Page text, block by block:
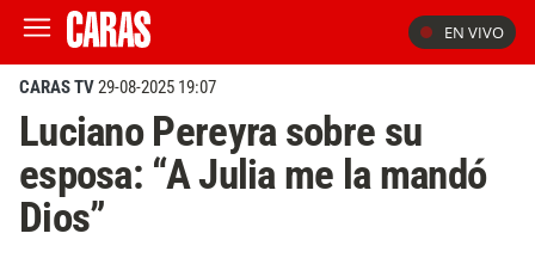
EN VIVO
CARAS TV29-08-2025 19:07
Luciano Pereyra sobre su
esposa: “A Julia me la mandó
Dios”